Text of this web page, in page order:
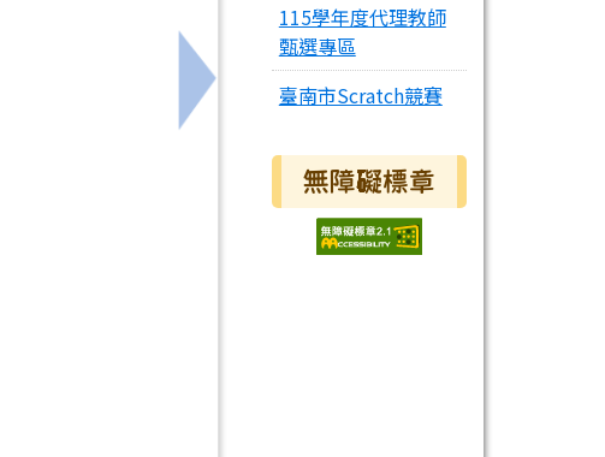
下一筆：師大數學教育中心辦理「體驗式數學
115學年度代理教師
甄選專區
臺南市Scratch競賽
無障礙標章